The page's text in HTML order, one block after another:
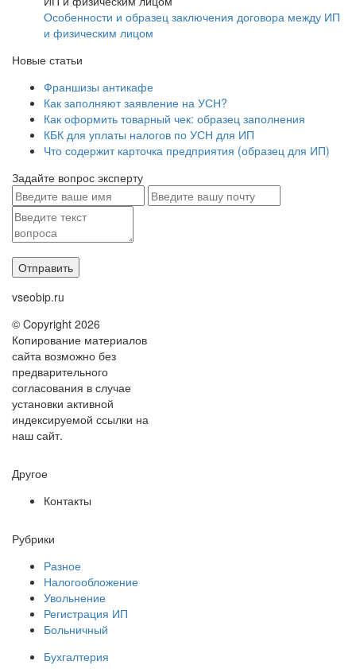
Особенности и образец заключения договора между ИП
и физическим лицом
Новые статьи
Франшизы антикафе
Как заполняют заявление на УСН?
Как оформить товарный чек: образец заполнения
КБК для уплаты налогов по УСН для ИП
Что содержит карточка предприятия (образец для ИП)
Задайте вопрос эксперту
vseobip.ru
© Copyright 2026
Копирование материалов
сайта возможно без
предварительного
согласования в случае
установки активной
индексируемой ссылки на
наш сайт.
Другое
Контакты
Рубрики
Разное
Налогообложение
Увольнение
Регистрация ИП
Больничный
Бухгалтерия